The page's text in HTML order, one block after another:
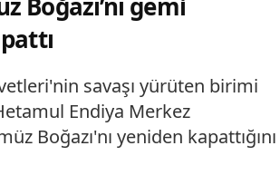
savaşı yürüten birimi
Endiya Merkez
Boğazı'nı yeniden kapattığını